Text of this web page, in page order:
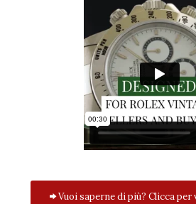
Vuoi saperne di più? Clicca per